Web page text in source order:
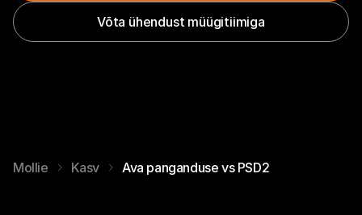
Võta ühendust müügitiimiga
Mollie Kasv Ava panganduse vs PSD2